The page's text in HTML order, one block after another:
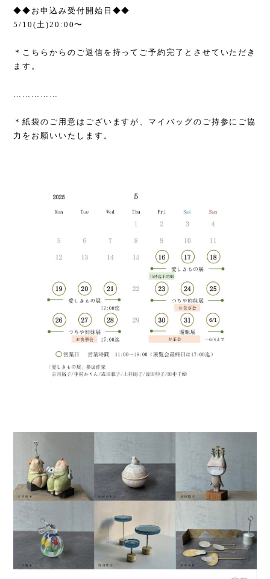
◆◆ お申込み受付開始日 ◆◆
5/10(土)20:00〜
＊こちらからのご返信を持ってご予約完了とさせていただき
ます。
……………
＊紙袋のご用意はございますが、マイバッグのご持参にご協
力をお願いいたします。